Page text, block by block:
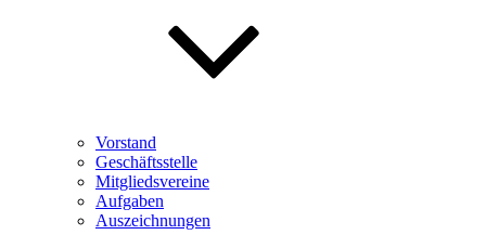
Vorstand
Geschäftsstelle
Mitgliedsvereine
Aufgaben
Auszeichnungen